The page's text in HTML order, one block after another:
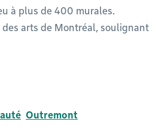
à plus de 400 murales.
des arts de Montréal, soulignant
Outremont